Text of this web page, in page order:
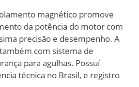
magnético promove
da potência do motor com
precisão e desempenho. A
com sistema de
para agulhas. Possuí
técnica no Brasil, e registro